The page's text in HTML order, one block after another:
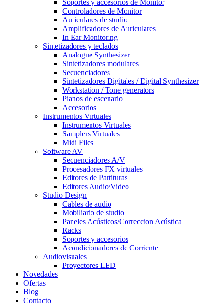
Soportes y accesorios de Monitor
Controladores de Monitor
Auriculares de studio
Amplificadores de Auriculares
In Ear Monitoring
Sintetizadores y teclados
Analogue Synthesizer
Sintetizadores modulares
Secuenciadores
Sintetizadores Digitales / Digital Synthesizer
Workstation / Tone generators
Pianos de escenario
Accesorios
Instrumentos Virtuales
Instrumentos Virtuales
Samplers Virtuales
Midi Files
Software AV
Secuenciadores A/V
Procesadores FX virtuales
Editores de Partituras
Editores Audio/Video
Studio Design
Cables de audio
Mobiliario de studio
Paneles Acústicos/Correccion Acústica
Racks
Soportes y accesorios
Acondicionadores de Corriente
Audiovisuales
Proyectores LED
Novedades
Ofertas
Blog
Contacto